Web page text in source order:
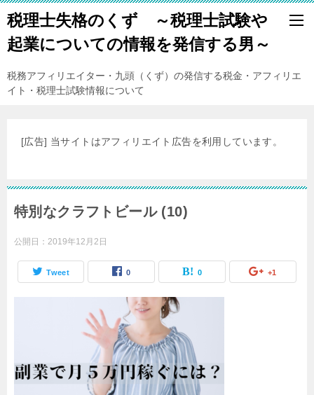
税理士失格のくず ～税理士試験や
起業についての情報を発信する男～
税務アフィリエイター・九頭（くず）の発信する税金・アフィリエ
イト・税理士試験情報について
[広告] 当サイトはアフィリエイト広告を利用しています。
特別なクラフトビール (10)
公開日： 2019年12月2日
Tweet 0 0 +1